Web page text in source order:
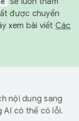
được chuyển
xem bài viết Các
nội dung sang
AI có thể có lỗi.